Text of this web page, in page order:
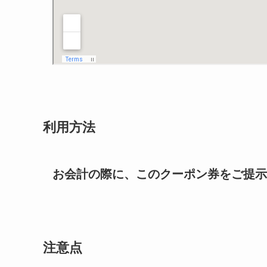
利用方法
お会計の際に、このクーポン券をご提
注意点